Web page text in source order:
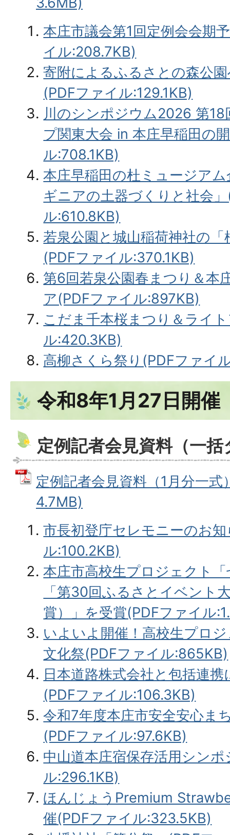
本庄市議会第1回定例会会期
イル:208.7KB)
寄附によるふるさとの森公
(PDFファイル:129.1KB)
川のシンポジウム2026 第
プ関東大会 in 本庄早稲田の
ル:708.1KB)
本庄早稲田の杜ミュージア
ギニアの土器づくりと社会
ル:610.8KB)
若泉公園と城山稲荷神社の
(PDFファイル:370.1KB)
第6回若泉公園春まつり＆本
ア(PDFファイル:897KB)
こだま千本桜まつり＆ライ
ル:420.3KB)
高柳さくら祭り(PDFファイ
令和8年1月27日開催
定例記者会見資料（一
定例記者会見資料（1月分一
4.7MB)
市長初登庁セレモニーのお
ル:100.2KB)
本庄市高校生プロジェクト
「第30回ふるさとイベント
賞）」を受賞(PDFファイル
いよいよ開催！高校生プロ
文化祭(PDFファイル:865KB)
日本道路株式会社と包括連
(PDFファイル:106.3KB)
令和7年度本庄市安全安心ま
(PDFファイル:97.6KB)
中山道本庄宿保存活用シン
ル:296.1KB)
ほんじょうPremium
催(PDFファイル:323.5KB)